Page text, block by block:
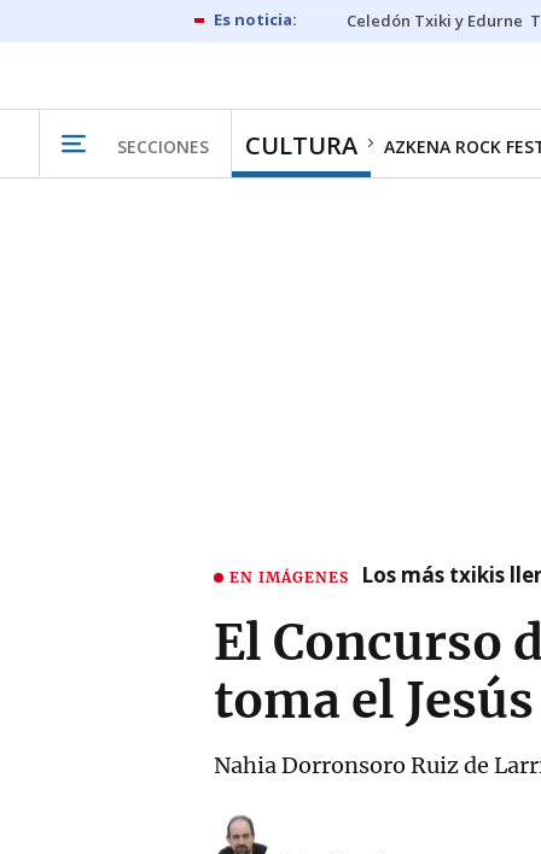
Celedón Txiki y Edurne
SECCIONES CULTURA AZKENA ROCK
EN IMÁGENES Los más txikis
El Concurso
toma el
Nahia Dorronsoro Ruiz de